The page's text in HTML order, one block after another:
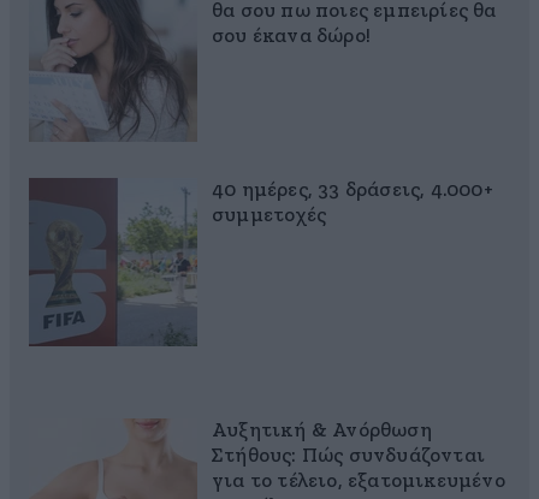
θα σου πω ποιες εμπειρίες θα
σου έκανα δώρο!
40 ημέρες, 33 δράσεις, 4.000+
συμμετοχές
Αυξητική & Ανόρθωση
Στήθους: Πώς συνδυάζονται
για το τέλειο, εξατομικευμένο